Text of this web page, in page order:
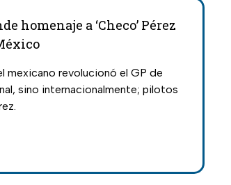
homenaje a ‘Checo’ Pérez
mexicano revolucionó el GP de
sino internacionalmente; pilotos